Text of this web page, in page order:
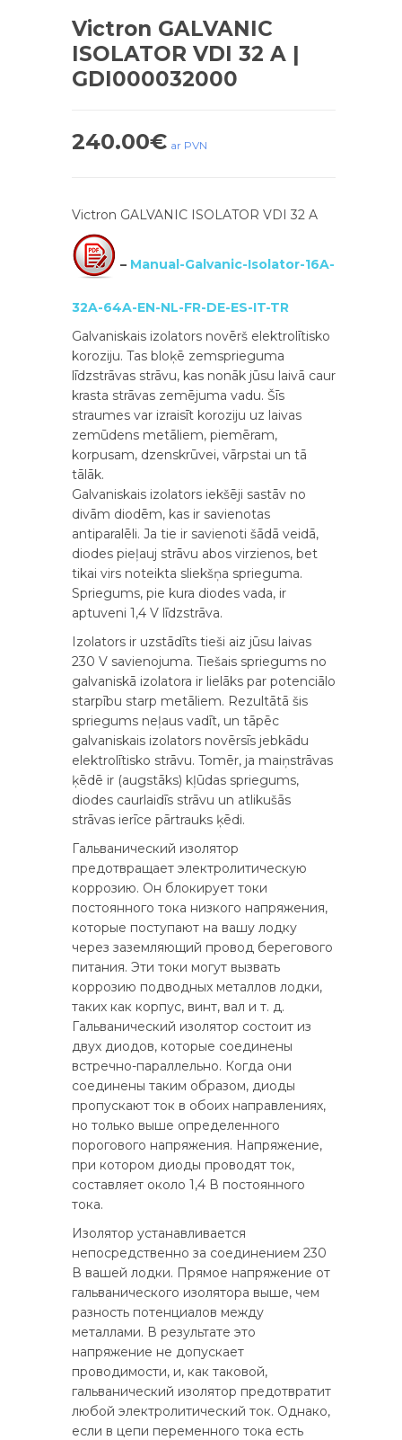
Victron GALVANIC
ISOLATOR VDI 32 A |
GDI000032000
240.00€ ar PVN
Victron GALVANIC ISOLATOR VDI 32 A
– Manual-Galvanic-Isolator-16A-
32A-64A-EN-NL-FR-DE-ES-IT-TR
Galvaniskais izolators novērš elektrolītisko
koroziju. Tas bloķē zemsprieguma
līdzstrāvas strāvu, kas nonāk jūsu laivā caur
krasta strāvas zemējuma vadu. Šīs
straumes var izraisīt koroziju uz laivas
zemūdens metāliem, piemēram,
korpusam, dzenskrūvei, vārpstai un tā
tālāk.
Galvaniskais izolators iekšēji sastāv no
divām diodēm, kas ir savienotas
antiparalēli. Ja tie ir savienoti šādā veidā,
diodes pieļauj strāvu abos virzienos, bet
tikai virs noteikta sliekšņa sprieguma.
Spriegums, pie kura diodes vada, ir
aptuveni 1,4 V līdzstrāva.
Izolators ir uzstādīts tieši aiz jūsu laivas
230 V savienojuma. Tiešais spriegums no
galvaniskā izolatora ir lielāks par potenciālo
starpību starp metāliem. Rezultātā šis
spriegums neļaus vadīt, un tāpēc
galvaniskais izolators novērsīs jebkādu
elektrolītisko strāvu. Tomēr, ja maiņstrāvas
ķēdē ir (augstāks) kļūdas spriegums,
diodes caurlaidīs strāvu un atlikušās
strāvas ierīce pārtrauks ķēdi.
Гальванический изолятор
предотвращает электролитическую
коррозию. Он блокирует токи
постоянного тока низкого напряжения,
которые поступают на вашу лодку
через заземляющий провод берегового
питания. Эти токи могут вызвать
коррозию подводных металлов лодки,
таких как корпус, винт, вал и т. д.
Гальванический изолятор состоит из
двух диодов, которые соединены
встречно-параллельно. Когда они
соединены таким образом, диоды
пропускают ток в обоих направлениях,
но только выше определенного
порогового напряжения. Напряжение,
при котором диоды проводят ток,
составляет около 1,4 В постоянного
тока.
Изолятор устанавливается
непосредственно за соединением 230
В вашей лодки. Прямое напряжение от
гальванического изолятора выше, чем
разность потенциалов между
металлами. В результате это
напряжение не допускает
проводимости, и, как таковой,
гальванический изолятор предотвратит
любой электролитический ток. Однако,
если в цепи переменного тока есть